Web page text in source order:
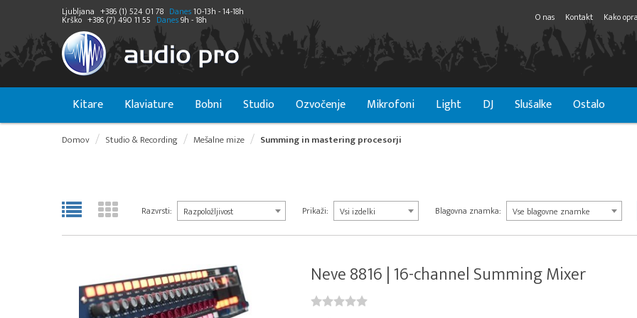
Ljubljana +386 (1) 524 01 78 Danes10-13h - 14-18h
Krško +386 (7) 490 11 55 Danes9h - 18h O nas Kontakt Kako
Kitare Klaviature Bobni Studio Ozvočenje Mikrofoni Light DJ Slušalke Ostalo
Domov Studio & Recording Mešalne mize Summing in mastering procesorji
Razvrsti: Razpoložljivost Prikaži: Vsi izdelki Blagovna znamka: Vse blagovne znamke
Neve 8816 | 16-channel Summing Mixer